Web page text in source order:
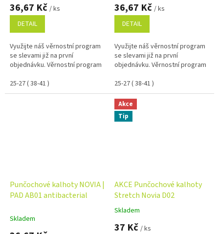
36,67 Kč / ks
DETAIL
Využijte náš věrnostní program
se slevami již na první
objednávku. Věrnostní program
25-27 ( 38-41 )
36,67 Kč / ks
DETAIL
Využijte náš věrnostní program
se slevami již na první
objednávku. Věrnostní program
25-27 ( 38-41 )
Punčochové kalhoty NOVIA |
PAD AB01 antibacterial
Skladem
Akce
Tip
AKCE Punčochové kalhoty
Stretch Novia D02
Průměrné
hodnocení
produktu
Skladem
37 Kč / ks